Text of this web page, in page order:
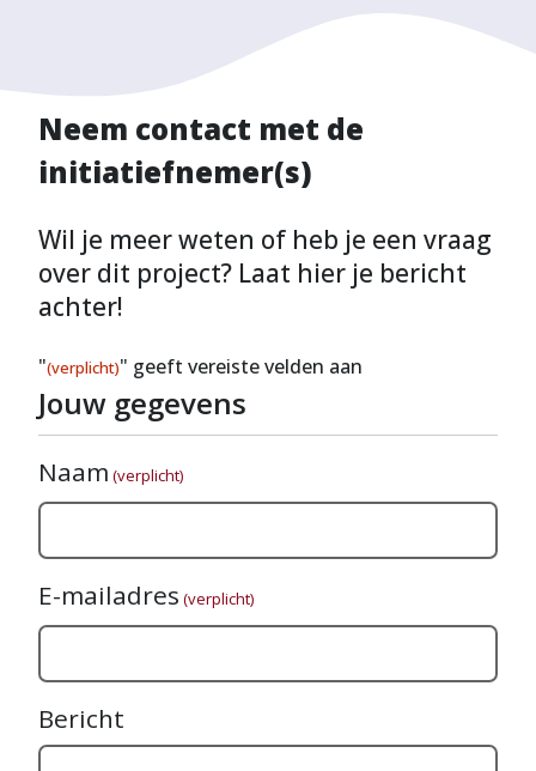
Neem contact met de
initiatiefnemer(s)
Wil je meer weten of heb je een vraag
over dit project? Laat hier je bericht
achter!
"(verplicht)" geeft vereiste velden aan
Jouw gegevens
Naam (verplicht)
E-mailadres (verplicht)
Bericht